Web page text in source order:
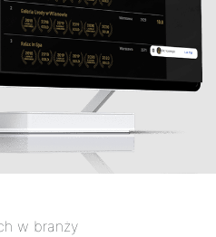
w branży